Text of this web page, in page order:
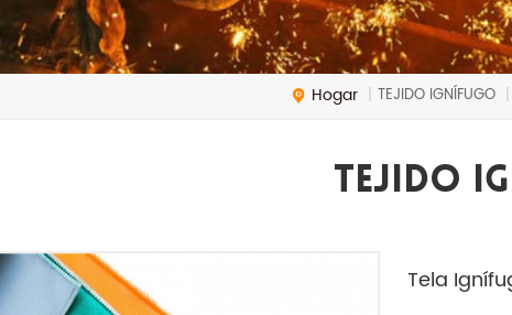
Hogar | TEJIDO IGNÍFUGO |
TEJIDO
Tela